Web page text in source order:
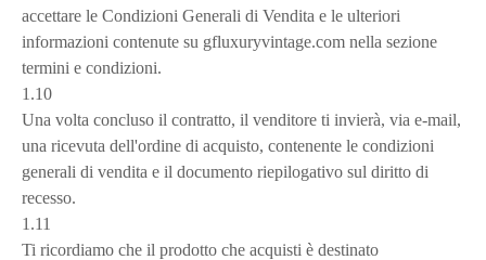
accettare le Condizioni Generali di Vendita e le ulteriori
informazioni contenute su gfluxuryvintage.com nella sezione
termini e condizioni.
1.10
Una volta concluso il contratto, il venditore ti invierà, via e-mail,
una ricevuta dell'ordine di acquisto, contenente le condizioni
generali di vendita e il documento riepilogativo sul diritto di
recesso.
1.11
Ti ricordiamo che il prodotto che acquisti è destinato